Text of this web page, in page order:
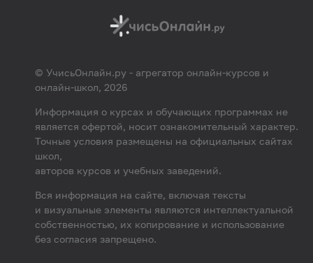
© УчисьОнлайн.ру - агрегатор онлайн-курсов и
онлайн-школ, 2026
Информация о курсах и обучающих программах не
является офертой, носит ознакомительный характер.
Точные условия размещены на официальных сайтах
школ,
авторов курсов и учебных заведений.
Вся информация на сайте, включая тексты
и визуальные элементы являются интеллектуальной
собственностью, их копирование и использование
без согласия запрещено.